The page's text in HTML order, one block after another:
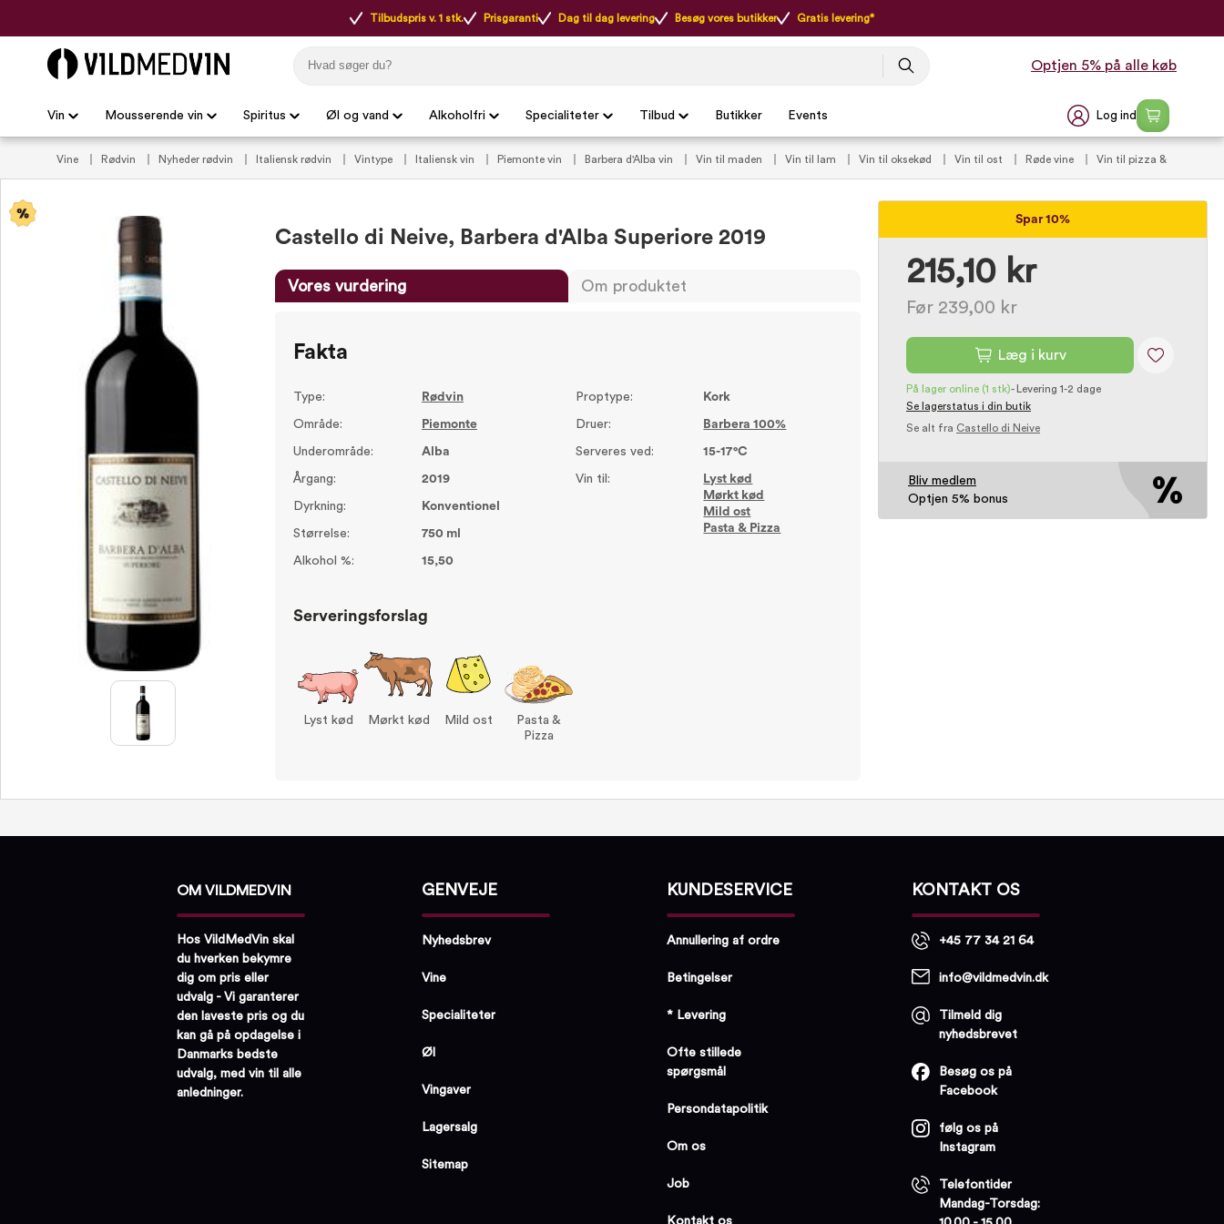
Tilbudspris v. 1 stk. Prisgaranti Dag til dag levering Besøg vores butikker Gratis levering*
Optjen 5% på alle køb
Vin Mousserende vin Spiritus Øl og vand Alkoholfri Specialiteter Tilbud Butikker Events Log ind
Vine Rødvin Nyheder rødvin Italiensk rødvin Vintype Italiensk vin Piemonte vin Barbera d'Alba vin Vin til maden Vin til lam Vin til oksekød Vin til ost Røde vine
Vin til pizza &
Spar 10%
215,10 kr
Før 239,00 kr
Læg i kurv
På lager online (1 stk)-
Levering 1-2 dage
Se lagerstatus i din butik
Se alt fra Castello di Neive
Bliv medlem
Optjen 5% bonus
Castello di Neive, Barbera d'Alba Superiore 2019
Vores vurdering Om produktet
Fakta
Type: Rødvin
Område: Piemonte
Underområde: Alba
Årgang: 2019
Dyrkning: Konventionel
Størrelse: 750 ml
Alkohol %: 15,50
Proptype: Kork
Druer: Barbera 100%
Serveres ved: 15-17°C
Vin til:
Lyst kød
Mørkt kød
Mild ost
Pasta & Pizza
Serveringsforslag
Lyst kød Mørkt kød Mild ost
Pasta &
Pizza
OM VILDMEDVIN
Hos VildMedVin skal
du hverken bekymre
dig om pris eller
udvalg - Vi garanterer
den laveste pris og du
kan gå på opdagelse i
Danmarks bedste
udvalg, med vin til alle
anledninger.
GENVEJE
Nyhedsbrev
Vine
Specialiteter
Øl
Vingaver
Lagersalg
Sitemap
KUNDESERVICE
Annullering af ordre
Betingelser
* Levering
Ofte stillede
spørgsmål
Persondatapolitik
Om os
Job
Kontakt os
KONTAKT OS
+45 77 34 21 64
info@vildmedvin.dk
Tilmeld dig
nyhedsbrevet
Besøg os på
Facebook
følg os på
Instagram
Telefontider
Mandag-Torsdag: